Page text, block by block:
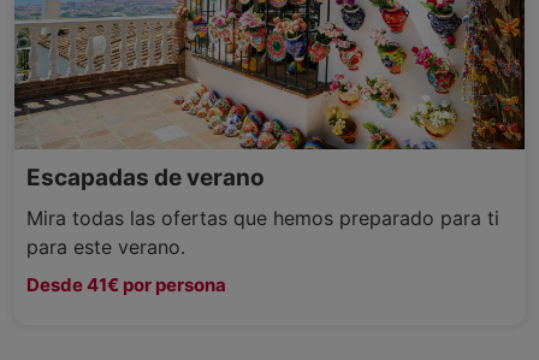
Escapadas de verano
Mira todas las ofertas que hemos preparado para ti
para este verano.
Desde 41€ por persona